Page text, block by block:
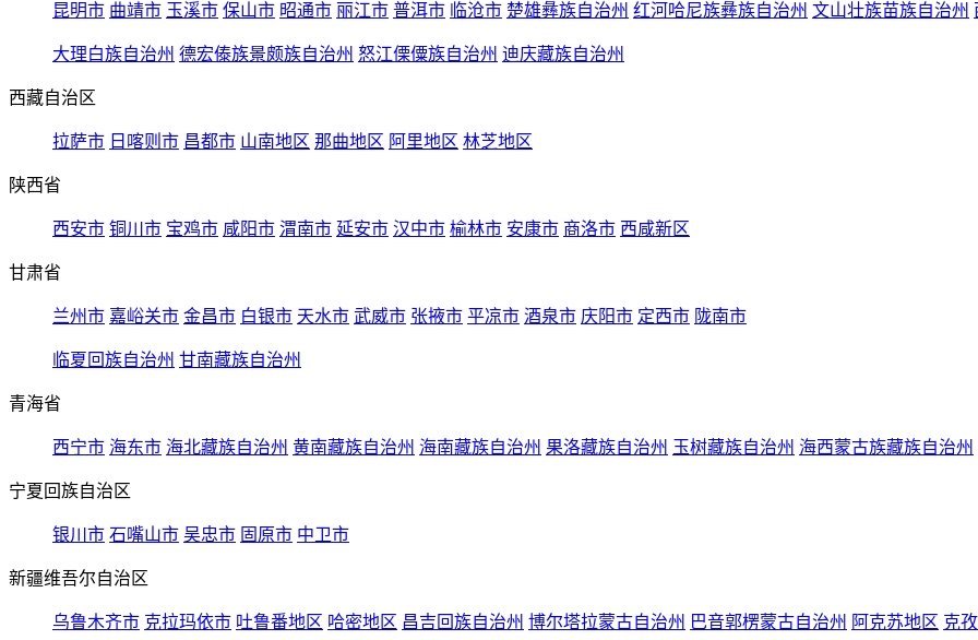
昆明市 曲靖市 玉溪市 保山市 昭通市 丽江市 普洱市 临沧市 楚雄彝族自治州 红河哈尼族彝族自治州 文山壮族苗族自治州
大理白族自治州 德宏傣族景颇族自治州 怒江傈僳族自治州 迪庆藏族自治州
西藏自治区
拉萨市 日喀则市 昌都市 山南地区 那曲地区 阿里地区 林芝地区
陕西省
西安市 铜川市 宝鸡市 咸阳市 渭南市 延安市 汉中市 榆林市 安康市 商洛市 西咸新区
甘肃省
兰州市 嘉峪关市 金昌市 白银市 天水市 武威市 张掖市 平凉市 酒泉市 庆阳市 定西市 陇南市
临夏回族自治州 甘南藏族自治州
青海省
西宁市 海东市 海北藏族自治州 黄南藏族自治州 海南藏族自治州 果洛藏族自治州 玉树藏族自治州 海西蒙古族藏族自治州
宁夏回族自治区
银川市 石嘴山市 吴忠市 固原市 中卫市
新疆维吾尔自治区
乌鲁木齐市 克拉玛依市 吐鲁番地区 哈密地区 昌吉回族自治州 博尔塔拉蒙古自治州 巴音郭楞蒙古自治州 阿克苏地区 克